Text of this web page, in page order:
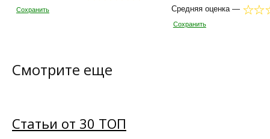
Сохранить Средняя оценка —
Сохранить
Смотрите еще
Статьи от 30 ТОП